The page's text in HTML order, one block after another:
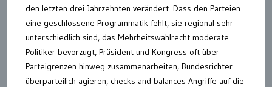
den letzten drei Jahrzehnten verändert. Dass den Parteien
eine geschlossene Programmatik fehlt, sie regional sehr
unterschiedlich sind, das Mehrheitswahlrecht moderate
Politiker bevorzugt, Präsident und Kongress oft über
Parteigrenzen hinweg zusammenarbeiten, Bundesrichter
überparteilich agieren, checks and balances Angriffe auf die